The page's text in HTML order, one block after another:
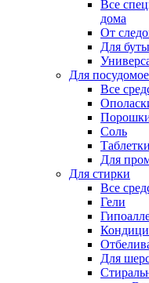
Все
дома
От
Для
Для
Все
Соль
Таблетки
Для
Для стирки
Все
Гели
Для